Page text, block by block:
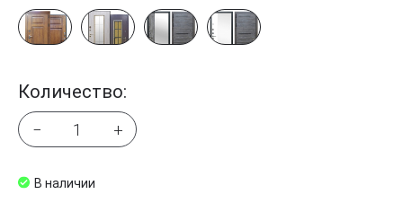
Количество:
− +
В наличии